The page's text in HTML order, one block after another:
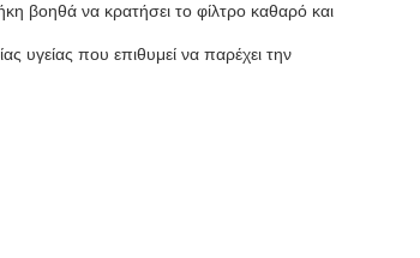
βοηθά να κρατήσει το φίλτρο καθαρό και
υγείας που επιθυμεί να παρέχει την